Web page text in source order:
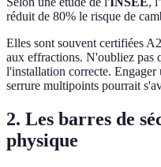
réduit de 80% le risque de
Elles sont souvent certifiées
aux effractions. N'oubliez pas
l'installation correcte.
serrure multipoints pourrait
2. Les barres de
physique